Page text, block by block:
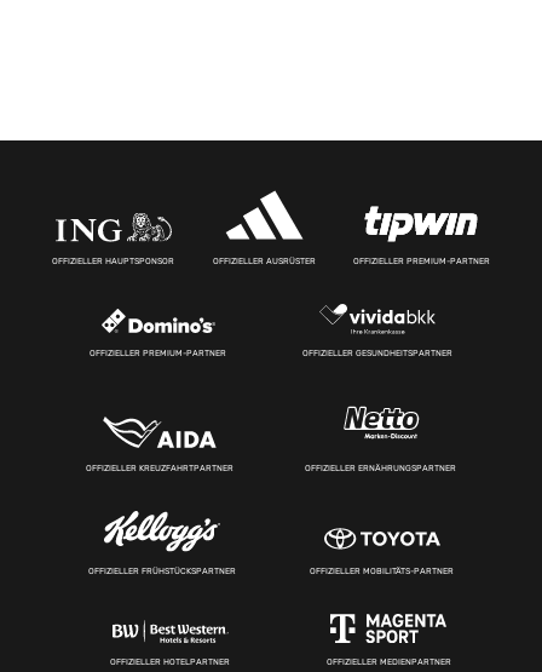
OFFIZIELLER HAUPTSPONSOR OFFIZIELLER AUSRÜSTER OFFIZIELLER PREMIUM-PARTNER
OFFIZIELLER PREMIUM-PARTNER OFFIZIELLER GESUNDHEITSPARTNER
OFFIZIELLER KREUZFAHRTPARTNER OFFIZIELLER ERNÄHRUNGSPARTNER
OFFIZIELLER FRÜHSTÜCKSPARTNER OFFIZIELLER MOBILITÄTS-PARTNER
OFFIZIELLER HOTELPARTNER OFFIZIELLER MEDIENPARTNER